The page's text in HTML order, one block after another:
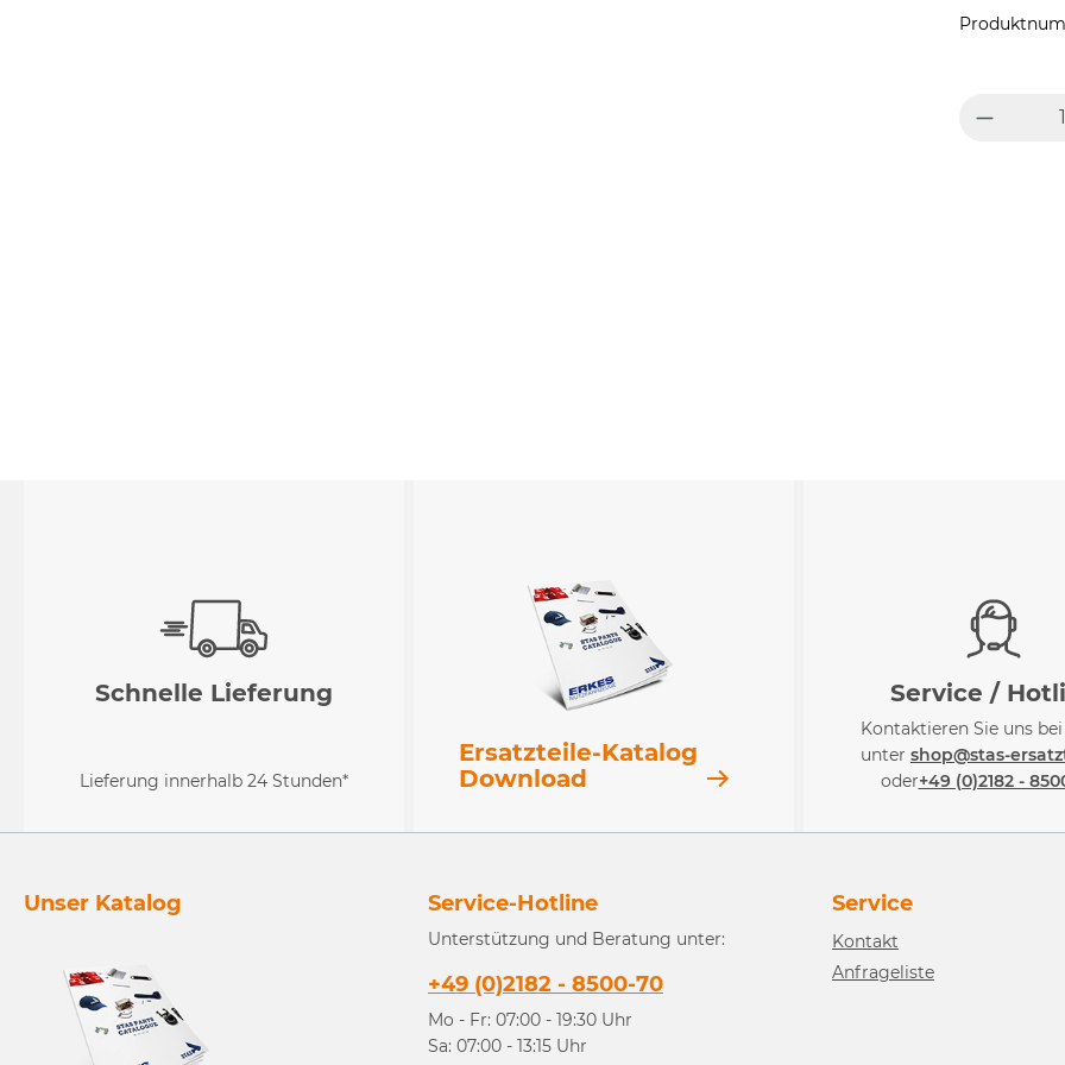
Schnelle Lieferung
Lieferung innerhalb 24 Stunden*
Ersatzteile-Katalog
Download
Service /
Kontaktieren Sie uns
unter shop@stas-
oder+49 (0)2182 -
Unser Katalog Service-Hotline
Unterstützung und Beratung unter:
+49 (0)2182 - 8500-70
Mo - Fr: 07:00 - 19:30 Uhr
Sa: 07:00 - 13:15 Uhr
Service
Kontakt
Anfrageliste